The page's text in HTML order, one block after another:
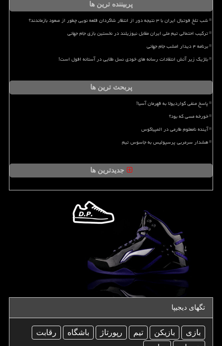
پربیننده ترین ها
شب تلخ فوتبال ایران با ۳ نتیجه دور از انتظار شاگردان قلعه نویی چطور از صعود بازماندند؟
ترکیب احتمالی تیم ملی ایران مقابل نیوزیلند در نخستین بازی جام جهانی
برنامه ۴ دیدار امشب جام جهانی
بلژیک زیر آتش انتقادات رسانه های خودی نسل طلایی در آستانه افول است!
پربحث ترین ها
پاسخ منفی گواردیولا به قهرمان آسیا!
خورخه مسی که بود؟
آینده نامعلوم طارمی در المپیاکوس
هشدار سرمربی پرسپولیس به جاسوس تیم
جدیدترین ها
تگهای دیجیپا
بازی بازیكن تیم رپورتاژ باشگاه
رقابت